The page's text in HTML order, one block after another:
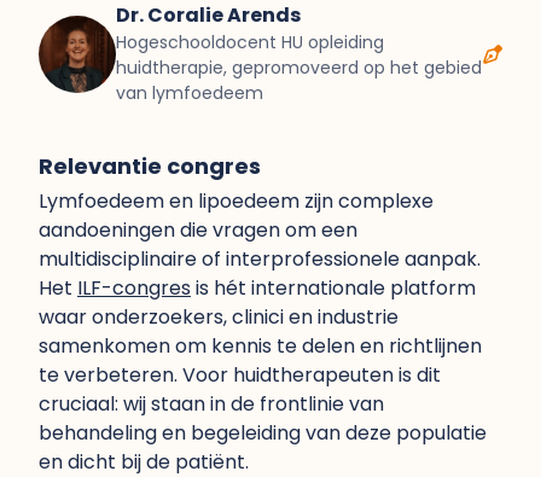
Dr. Coralie Arends
Hogeschooldocent HU opleiding
huidtherapie, gepromoveerd op het gebied
van lymfoedeem
Relevantie congres
Lymfoedeem en lipoedeem zijn complexe
aandoeningen die vragen om een
multidisciplinaire of interprofessionele aanpak.
Het ILF-congresis hét internationale platform
waar onderzoekers, clinici en industrie
samenkomen om kennis te delen en richtlijnen
te verbeteren. Voor huidtherapeuten is dit
cruciaal: wij staan in de frontlinie van
behandeling en begeleiding van deze populatie
en dicht bij de patiënt.